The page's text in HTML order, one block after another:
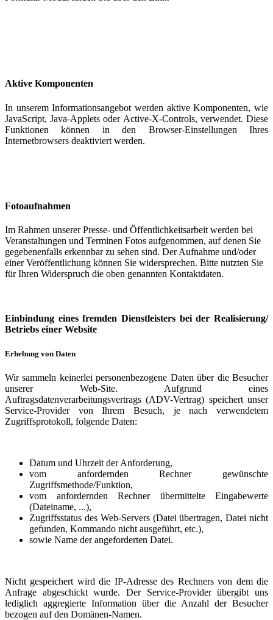
Aktive Komponenten
In unserem Informationsangebot werden aktive Komponenten, wie
JavaScript, Java-Applets oder Active-X-Controls, verwendet. Diese
Funktionen können in den Browser-Einstellungen Ihres
Internetbrowsers deaktiviert werden.
Fotoaufnahmen
Im Rahmen unserer Presse- und Öffentlichkeitsarbeit werden bei
Veranstaltungen und Terminen Fotos aufgenommen, auf denen Sie
gegebenenfalls erkennbar zu sehen sind. Der Aufnahme und/oder
einer Veröffentlichung können Sie widersprechen. Bitte nutzten Sie
für Ihren Widerspruch die oben genannten Kontaktdaten.
Einbindung eines fremden Dienstleisters bei der Realisierung/
Betriebs einer Website
Erhebung von Daten
Wir sammeln keinerlei personenbezogene Daten über die Besucher
unserer Web-Site. Aufgrund eines
Auftragsdatenverarbeitungsvertrags (ADV-Vertrag) speichert unser
Service-Provider von Ihrem Besuch, je nach verwendetem
Zugriffsprotokoll, folgende Daten:
Datum und Uhrzeit der Anforderung,
vom anfordernden Rechner gewünschte
Zugriffsmethode/Funktion,
vom anfordernden Rechner übermittelte Eingabewerte
(Dateiname, ...),
Zugriffsstatus des Web-Servers (Datei übertragen, Datei nicht
gefunden, Kommando nicht ausgeführt, etc.),
sowie Name der angeforderten Datei.
Nicht gespeichert wird die IP-Adresse des Rechners von dem die
Anfrage abgeschickt wurde. Der Service-Provider übergibt uns
lediglich aggregierte Information über die Anzahl der Besucher
bezogen auf den Domänen-Namen.